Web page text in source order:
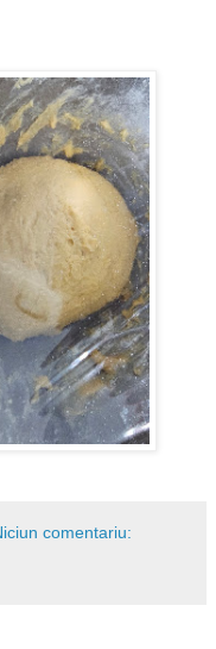
comentariu: